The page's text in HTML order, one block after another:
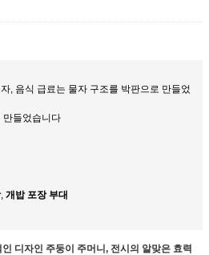
, 음식 급료는 물자 구조를 박판으로 만들었
만들었습니다
, 개밥 포장 부대
디자인 주둥이 주머니, 전시의 알맞은 효력